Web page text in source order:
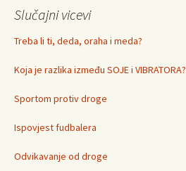
Slučajni vicevi
Treba li ti, deda, oraha i meda?
Koja je razlika između SOJE i VIBRATORA?
Sportom protiv droge
Ispovjest fudbalera
Odvikavanje od droge